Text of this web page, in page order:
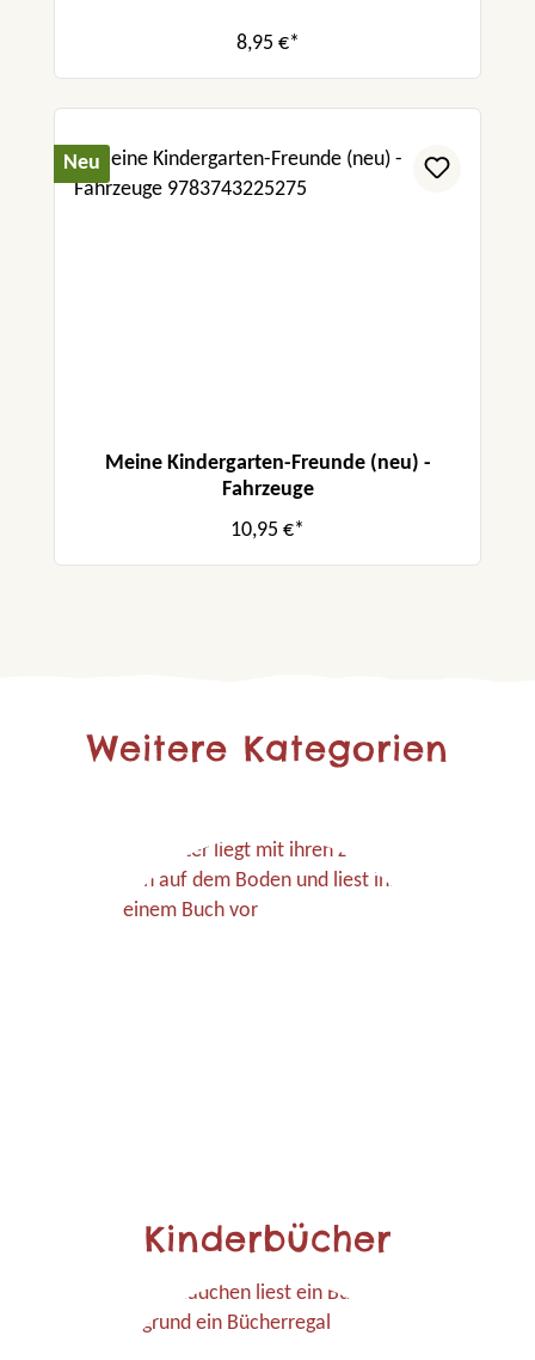
8,95 €*
Neu
Meine Kindergarten-Freunde (neu) -
Fahrzeuge
10,95 €*
Weitere Kategorien
Kinderbücher